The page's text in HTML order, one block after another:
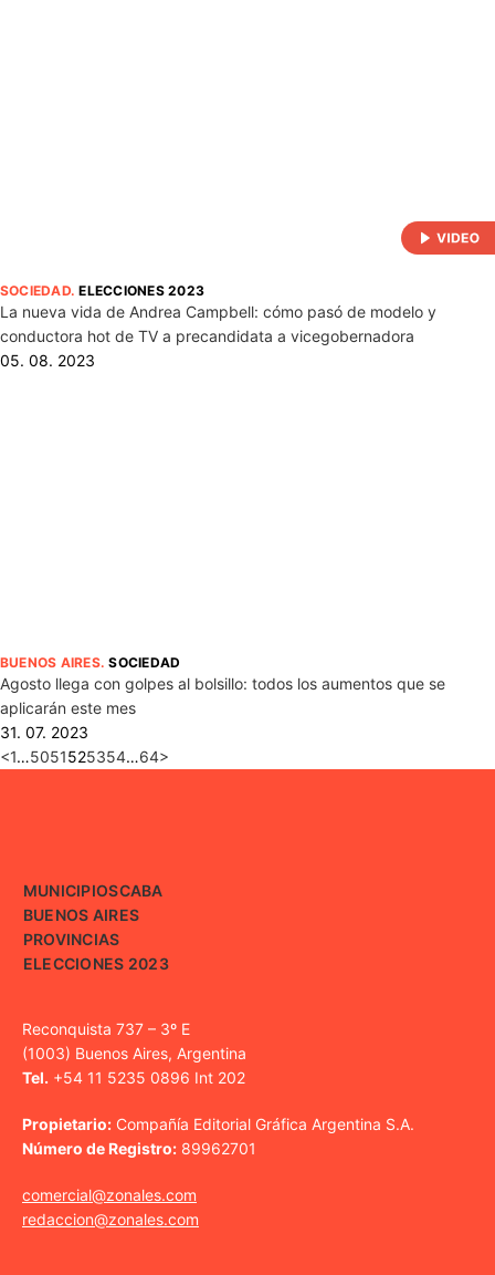
SOCIEDAD.ELECCIONES 2023
La nueva vida de Andrea Campbell: cómo pasó de modelo y
conductora hot de TV a precandidata a vicegobernadora
05. 08. 2023
BUENOS AIRES.SOCIEDAD
Agosto llega con golpes al bolsillo: todos los aumentos que se
aplicarán este mes
31. 07. 2023
<1…5051525354…64>
MUNICIPIOSCABA
BUENOS AIRES
PROVINCIAS
ELECCIONES 2023
Reconquista 737 – 3º E
(1003) Buenos Aires, Argentina
Tel. +54 11 5235 0896 Int 202
Propietario: Compañía Editorial Gráfica Argentina S.A.
Número de Registro: 89962701
comercial@zonales.com
redaccion@zonales.com